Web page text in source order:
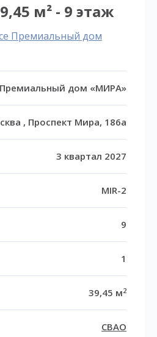
м² - 9 этаж
Премиальный дом
Премиальный дом «МИРА»
, Проспект Мира, 186а
3 квартал 2027
MIR-2
9
1
39,45 м2
СВАО